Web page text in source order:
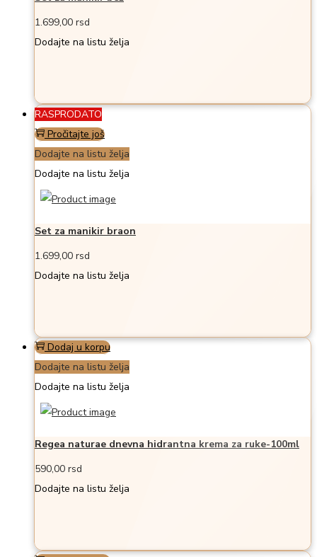
1.699,00 rsd
Dodajte na listu želja
RASPRODATO
Pročitajte još
Dodajte na listu želja
Dodajte na listu želja
Set za manikir braon
1.699,00 rsd
Dodajte na listu želja
Dodaj u korpu
Dodajte na listu želja
Dodajte na listu želja
Regea naturae dnevna hidrantna krema za ruke-100ml
590,00 rsd
Dodajte na listu želja